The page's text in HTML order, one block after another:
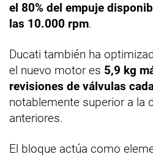
el 80% del empuje
las 10.000 rpm.
Ducati también ha
el nuevo motor es 5,9 kg
revisiones de válvulas
notablemente superior a la
anteriores.
El bloque actúa como